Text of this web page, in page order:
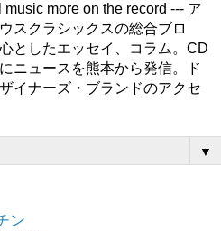
more on the record --- ア
スクラシックスの総合ブロ
としたエッセイ、コラム。CD
ニュースを熊本から発信。ド
イナーズ・ブランドのアクセ
▼
ン